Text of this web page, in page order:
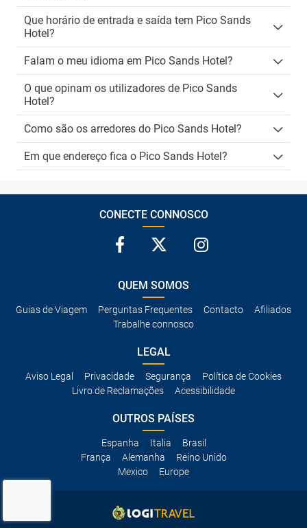
Que horário de entrada e saída tem Pico Sands
Hotel?
Falam o meu idioma em Pico Sands Hotel?
O que opinam os utilizadores de Pico Sands
Hotel?
Como são os arredores do Pico Sands Hotel?
Em que endereço fica o Pico Sands Hotel?
CONECTE CONNOSCO
QUEM SOMOS
Guias de Viagem Perguntas Frequentes Contacto
Afiliados
Trabalhe connosco
LEGAL
Aviso Legal Privacidade Segurança
Política de Cookies
Livro de Reclamações
Acessibilidade
OUTROS PAÍSES
Espanha Italia
Brasil
França
Alemanha
Reino Unido
Mexico
Europe